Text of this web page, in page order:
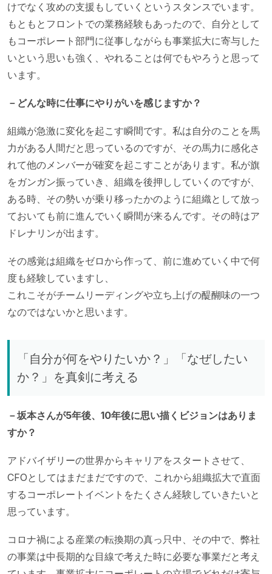
けでなく攻めの支援もしていくというスタンスでいます。
もともとフロントでの業務経験もあったので、自分として
もコーポレート部門に従事しながらも事業拡大に寄与した
いという思いも強く、やれることは何でもやろうと思って
います。
－どんな時に仕事にやりがいを感じますか？
組織が急激に変化を起こす瞬間です。私は自分のことを馬
力がある人間だと思っているのですが、その馬力に感化さ
れて他のメンバーが確変を起こすことがあります。私が旗
をガンガン振っていき、組織を後押ししていくのですが、
ある時、その勢いが乗り移ったかのように組織として放っ
ておいても前に進んでいく瞬間が来るんです。その時はア
ドレナリンが出ます。
その感覚は組織をゼロから作って、前に進めていく中で何
度も経験していますし、
これこそがチームリーディングや立ち上げの醍醐味の一つ
なのではないかと思います。
「自分が何をやりたいか？」「なぜしたい
か？」を真剣に考える
－坂本さんが5年後、10年後に思い描くビジョンはありま
すか？
アドバイザリーの世界からキャリアをスタートさせて、
CFOとしてはまだまだですので、これから組織拡大で直面
するコーポレートイベントをたくさん経験していきたいと
思っています。
コロナ禍による産業の転換期の真っ只中、その中で、弊社
の事業は中長期的な目線で考えた時に必要な事業だと考え